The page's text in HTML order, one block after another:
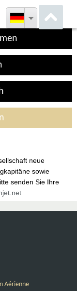
neue
sowie
senden Sie Ihre
Aérienne